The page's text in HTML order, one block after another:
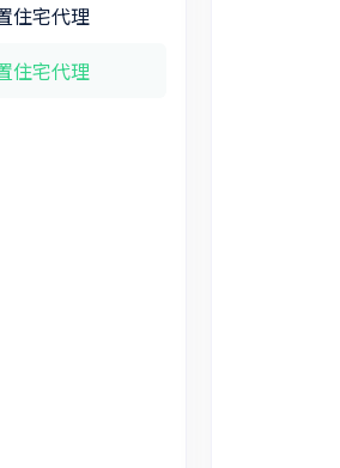
住宅代理
住宅代理